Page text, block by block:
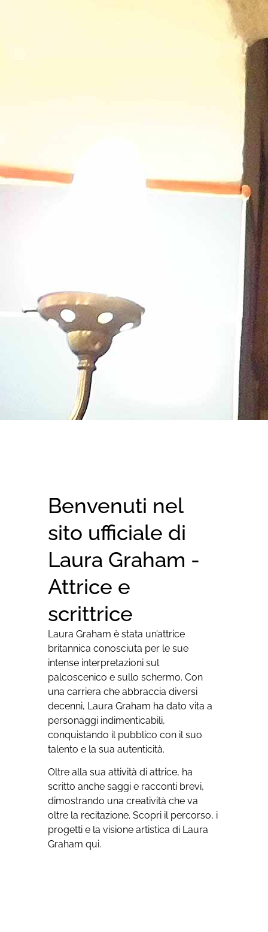
Benvenuti nel
sito ufficiale di
Laura Graham -
Attrice e
scrittrice
Laura Graham è stata un’attrice
britannica conosciuta per le sue
intense interpretazioni sul
palcoscenico e sullo schermo. Con
una carriera che abbraccia diversi
decenni, Laura Graham ha dato vita a
personaggi indimenticabili,
conquistando il pubblico con il suo
talento e la sua autenticità.
Oltre alla sua attività di attrice, ha
scritto anche saggi e racconti brevi,
dimostrando una creatività che va
oltre la recitazione. Scopri il percorso, i
progetti e la visione artistica di Laura
Graham qui.